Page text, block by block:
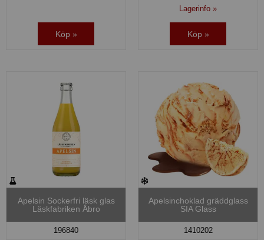
Köp »
Lagerinfo »
Köp »
Apelsin Sockerfri läsk glas
Läskfabriken Åbro
196840
Apelsinchoklad gräddglass
SIA Glass
1410202